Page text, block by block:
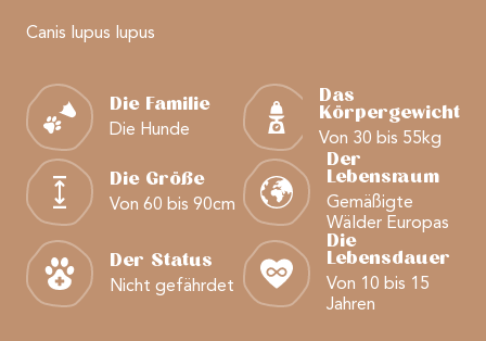
Canis lupus lupus
Die Familie
Die Hunde
Das
Körpergewicht
Von 30 bis 55kg
Die Größe
Von 60 bis 90cm
Der
Lebensraum
Gemäßigte
Wälder Europas
Der Status
Nicht gefährdet
Die
Lebensdauer
Von 10 bis 15
Jahren